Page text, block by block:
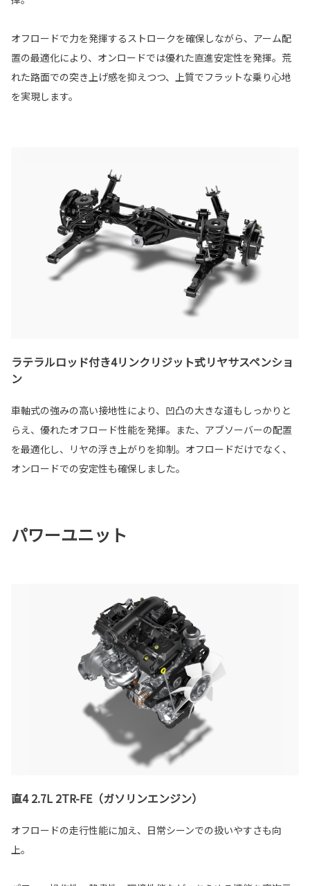
オフロードで力を発揮するストロークを確保しながら、アーム配
置の最適化により、オンロードでは優れた直進安定性を発揮。荒
れた路面での突き上げ感を抑えつつ、上質でフラットな乗り心地
を実現します。
ラテラルロッド付き4リンクリジット式リヤサスペンショ
ン
車軸式の強みの高い接地性により、凹凸の大きな道もしっかりと
らえ、優れたオフロード性能を発揮。また、アブソーバーの配置
を最適化し、リヤの浮き上がりを抑制。オフロードだけでなく、
オンロードでの安定性も確保しました。
パワーユニット
直4 2.7L 2TR-FE（ガソリンエンジン）
オフロードの走行性能に加え、日常シーンでの扱いやすさも向
上。